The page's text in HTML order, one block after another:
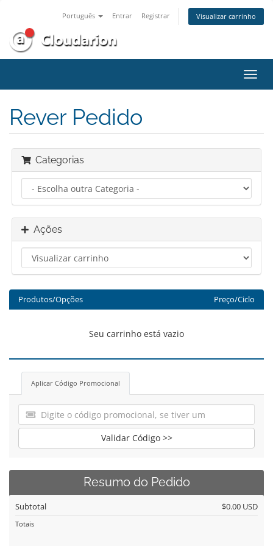
Português Entrar Registrar Visualizar carrinho
Rever Pedido
Categorias
Ações
Produtos/Opções Preço/Ciclo
Seu carrinho está vazio
Aplicar Código Promocional
Validar Código >>
Resumo do Pedido
Subtotal $0.00 USD
Totais